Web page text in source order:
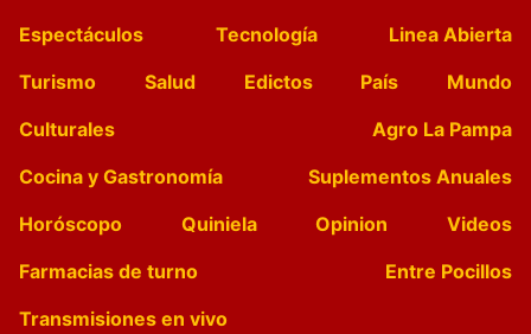
Espectáculos
Tecnología
Linea Abierta
Turismo
Salud Edictos País
Mundo
Culturales
Agro La Pampa
Cocina y Gastronomía
Suplementos Anuales
Horóscopo
Quiniela Opinion
Videos
Farmacias de turno
Entre Pocillos
Transmisiones en vivo